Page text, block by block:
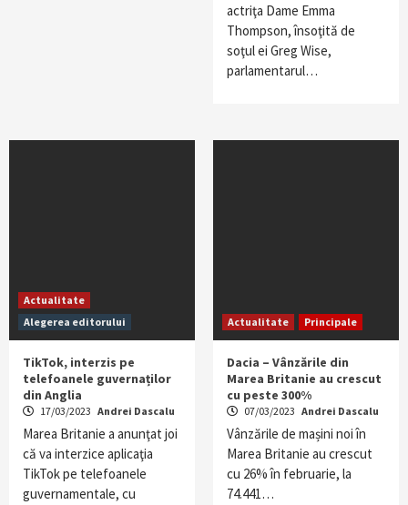
actriţa Dame Emma
Thompson, însoţită de
soţul ei Greg Wise,
parlamentarul…
Actualitate
Alegerea editorului
TikTok, interzis pe
telefoanele guvernaților
din Anglia
17/03/2023 Andrei Dascalu
Marea Britanie a anunţat joi
că va interzice aplicaţia
TikTok pe telefoanele
guvernamentale, cu
Actualitate Principale
Dacia – Vânzările din
Marea Britanie au crescut
cu peste 300%
07/03/2023 Andrei Dascalu
Vânzările de mașini noi în
Marea Britanie au crescut
cu 26% în februarie, la
74.441…